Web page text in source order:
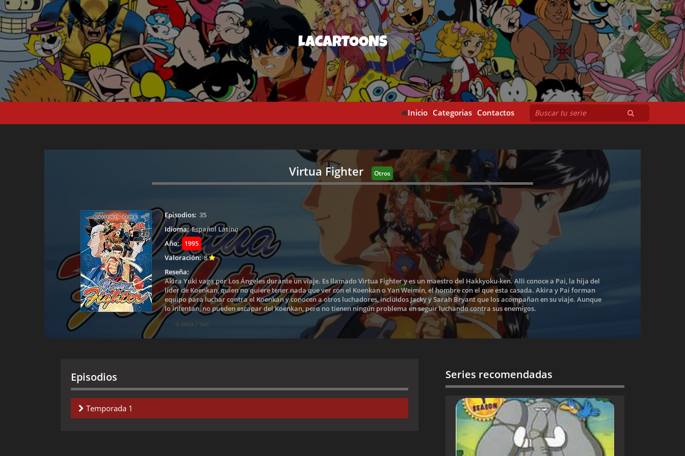
LACARTOONS
Inicio Categorias Contactos
Virtua Fighter Otros
Episodios: 35
Idioma: Español Latino
Año:
1995
Valoración: 8
Reseña:
Akira Yuki vaga por Los Ángeles durante un viaje. Es llamado Virtua Fighter y es un maestro del Hakkyoku-ken. Alli conoce a Pai, la hija del
líder de Koenkan, quien no quiere tener nada que ver con el Koenkan o Yan Weimin, el hombre con el que esta casada. Akira y Pai forman
equipo para luchar contra el Koenkan y conocen a otros luchadores, incluidos Jacky y Sarah Bryant que los acompañan en su viaje. Aunque
lo intentan, no pueden escapar del Koenkan, pero no tienen ningún problema en seguir luchando contra sus enemigos.
Episodios
Temporada 1
Series recomendadas